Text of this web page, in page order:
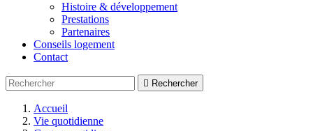
Histoire & développement
Prestations
Partenaires
Conseils logement
Contact
 Rechercher
Accueil
Vie quotidienne